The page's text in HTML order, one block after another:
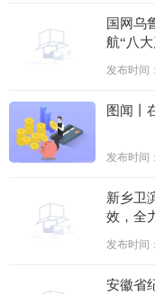
国网乌
航“八
发布时间
图闻丨
发布时间
新乡卫
效，全
发布时间
安徽省